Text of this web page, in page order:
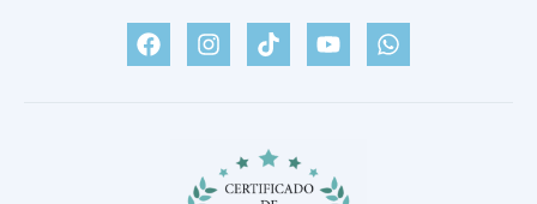
F
a
c
I
n
s
a
T
i
k
Y
o
u
W
h
a